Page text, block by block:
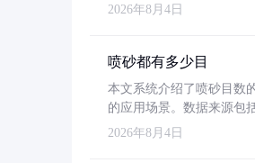
2026年8月4日
喷砂都有多少目
本文系统介绍了喷砂目数
的应用场景。数据来源包
2026年8月4日